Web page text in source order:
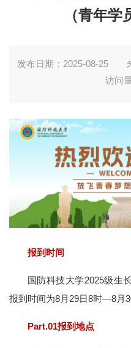
（青年学
发布日期：2025-08-25
访问
报到时间
国防科技大学2025级生
报到时间为8月29日8时—8月
Part.01报到地点